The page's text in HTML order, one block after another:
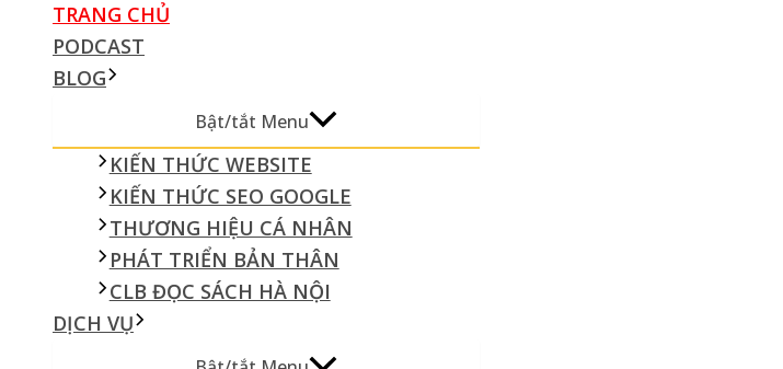
TRANG CHỦ
PODCAST
BLOG
Bật/tắt Menu
KIẾN THỨC WEBSITE
KIẾN THỨC SEO GOOGLE
THƯƠNG HIỆU CÁ NHÂN
PHÁT TRIỂN BẢN THÂN
CLB ĐỌC SÁCH HÀ NỘI
DỊCH VỤ